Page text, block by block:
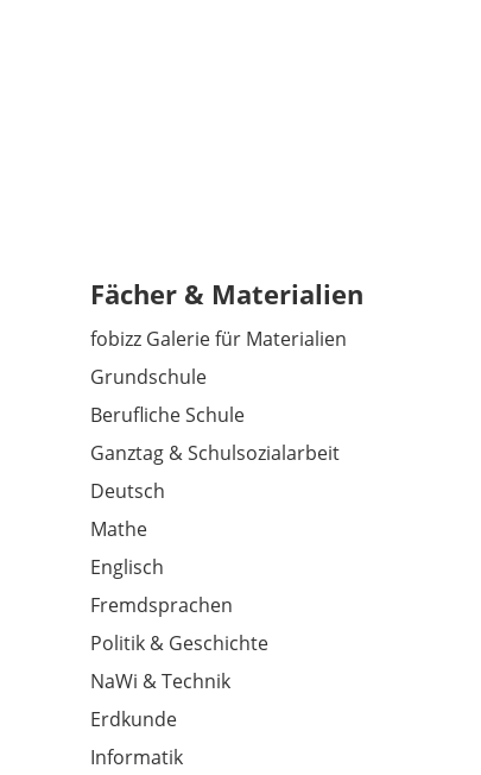
Fächer & Materialien
fobizz Galerie für Materialien
Grundschule
Berufliche Schule
Ganztag & Schulsozialarbeit
Deutsch
Mathe
Englisch
Fremdsprachen
Politik & Geschichte
NaWi & Technik
Erdkunde
Informatik